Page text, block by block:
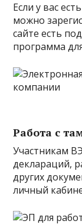
Если у вас
можно
сайте есть
программа
Работа с
Участникам
деклараций,
других
личный